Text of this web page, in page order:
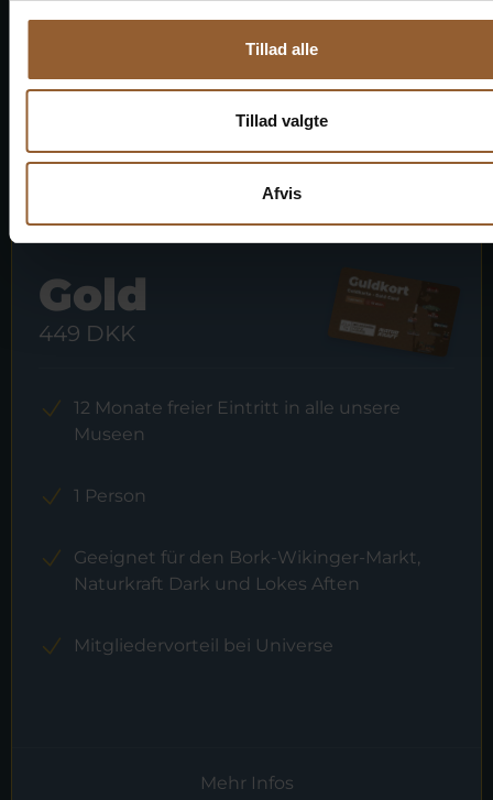
Tillad alle
Tillad valgte
Afvis
Mehr Infos
Gold
449 DKK
12 Monate freier Eintritt in alle unsere
Museen
1 Person
Geeignet für den Bork-Wikinger-Markt,
Naturkraft Dark und Lokes Aften
Mitgliedervorteil bei Universe
Mehr Infos